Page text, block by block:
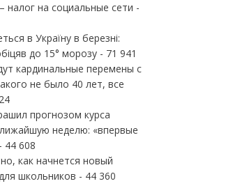
налог на социальные сети -
в Україну в березні:
до 15° морозу- 71 941
кардинальные перемены с
не было 40 лет, все
прогнозом курса
неделю: «впервые
608
как начнется новый
школьников - 44 360